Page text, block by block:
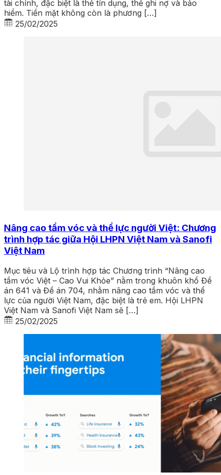
tài chính, đặc biệt là thẻ tín dụng, thẻ ghi nợ và bảo
hiểm. Tiền mặt không còn là phương […]
25/02/2025
Nâng cao tầm vóc và thể lực người Việt: Chương
trình hợp tác giữa Hội LHPN Việt Nam và Sanofi
Việt Nam
Mục tiêu và Lộ trình hợp tác Chương trình “Nâng cao
tầm vóc Việt – Cao Vui Khỏe” nằm trong khuôn khổ Đề
án 641 và Đề án 704, nhằm nâng cao tầm vóc và thể
lực của người Việt Nam, đặc biệt là trẻ em. Hội LHPN
Việt Nam và Sanofi Việt Nam sẽ […]
25/02/2025